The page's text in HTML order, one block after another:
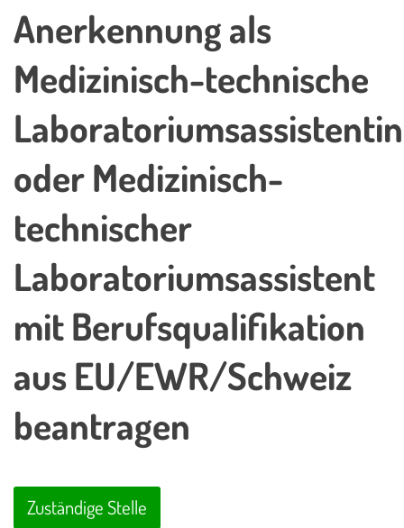
Anerkennung als
Medizinisch-technische
Laboratoriumsassistentin
oder Medizinisch-
technischer
Laboratoriumsassistent
mit Berufsqualifikation
aus EU/EWR/Schweiz
beantragen
Zuständige Stelle